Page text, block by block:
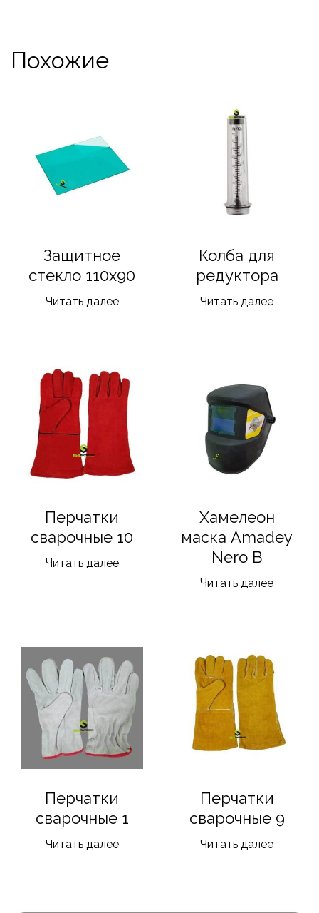
Похожие
Защитное
стекло 110х90
Читать далее
Колба для
редуктора
Читать далее
Перчатки
сварочные 10
Читать далее
Хамелеон
маска Amadey
Nero B
Читать далее
Перчатки
сварочные 1
Читать далее
Перчатки
сварочные 9
Читать далее